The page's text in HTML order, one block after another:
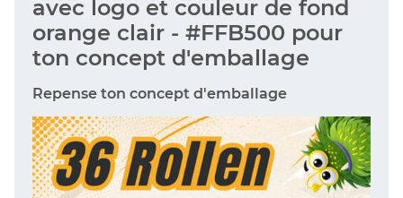
avec logo et couleur de fond
orange clair - #FFB500 pour
ton concept d'emballage
Repense ton concept d'emballage